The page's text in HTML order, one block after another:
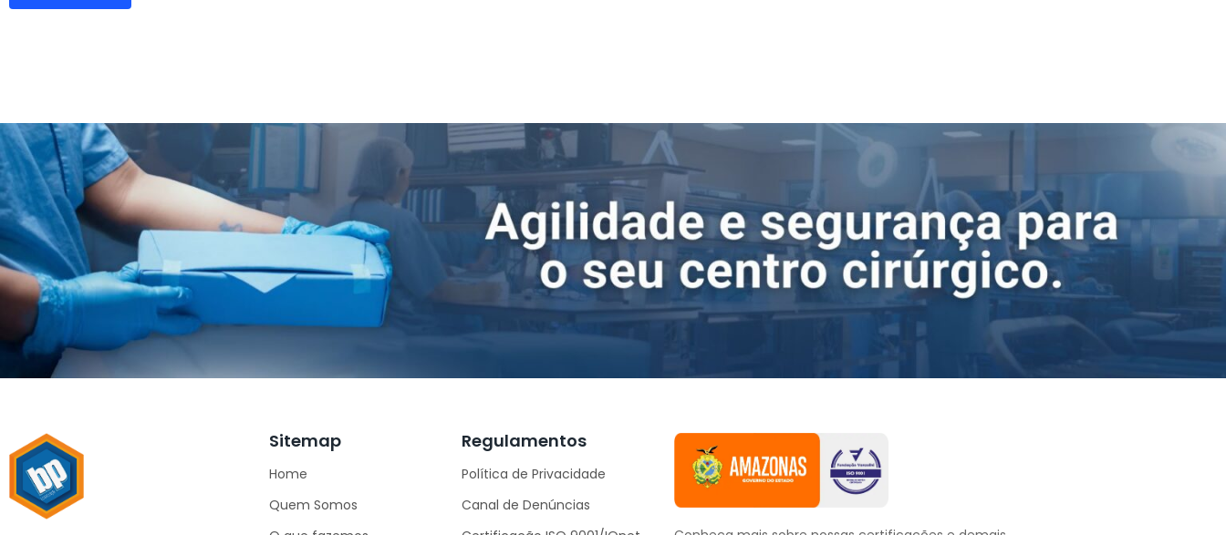
Sitemap
Home
Quem Somos
Regulamentos
Política de Privacidade
Canal de Denúncias